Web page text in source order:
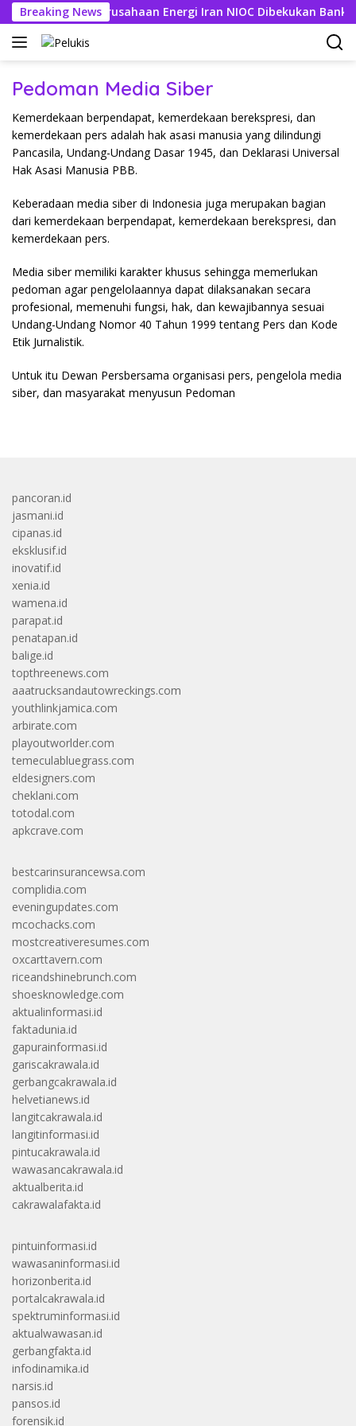
Langsung
ke
konten
Breaking News
Rekening Perusahaan Energi Iran NIOC Dibekukan Bank
Pedoman Media Siber
Kemerdekaan berpendapat, kemerdekaan berekspresi, dan
kemerdekaan pers adalah hak asasi manusia yang dilindungi
Pancasila, Undang-Undang Dasar 1945, dan Deklarasi Universal
Hak Asasi Manusia PBB.
Keberadaan media siber di Indonesia juga merupakan bagian
dari kemerdekaan berpendapat, kemerdekaan berekspresi, dan
kemerdekaan pers.
Media siber memiliki karakter khusus sehingga memerlukan
pedoman agar pengelolaannya dapat dilaksanakan secara
profesional, memenuhi fungsi, hak, dan kewajibannya sesuai
Undang-Undang Nomor 40 Tahun 1999 tentang Pers dan Kode
Etik Jurnalistik.
Untuk itu Dewan Persbersama organisasi pers, pengelola media
siber, dan masyarakat menyusun Pedoman
pancoran.id
jasmani.id
cipanas.id
eksklusif.id
inovatif.id
xenia.id
wamena.id
parapat.id
penatapan.id
balige.id
topthreenews.com
aaatrucksandautowreckings.com
youthlinkjamica.com
arbirate.com
playoutworlder.com
temeculabluegrass.com
eldesigners.com
cheklani.com
totodal.com
apkcrave.com
bestcarinsurancewsa.com
complidia.com
eveningupdates.com
mcochacks.com
mostcreativeresumes.com
oxcarttavern.com
riceandshinebrunch.com
shoesknowledge.com
aktualinformasi.id
faktadunia.id
gapurainformasi.id
gariscakrawala.id
gerbangcakrawala.id
helvetianews.id
langitcakrawala.id
langitinformasi.id
pintucakrawala.id
wawasancakrawala.id
aktualberita.id
cakrawalafakta.id
pintuinformasi.id
wawasaninformasi.id
horizonberita.id
portalcakrawala.id
spektruminformasi.id
aktualwawasan.id
gerbangfakta.id
infodinamika.id
narsis.id
pansos.id
forensik.id